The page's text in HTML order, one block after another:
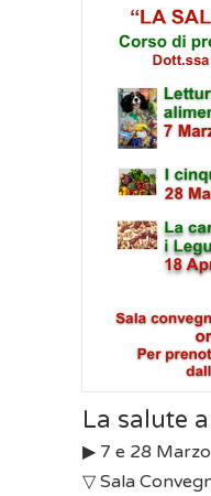
La salute
▶︎ 7 e 28
▽ Sala